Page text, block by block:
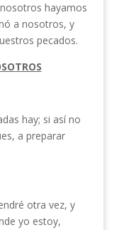
hayamos
a nosotros, y
pecados.
hay; si así no
a preparar
otra vez, y
yo estoy,